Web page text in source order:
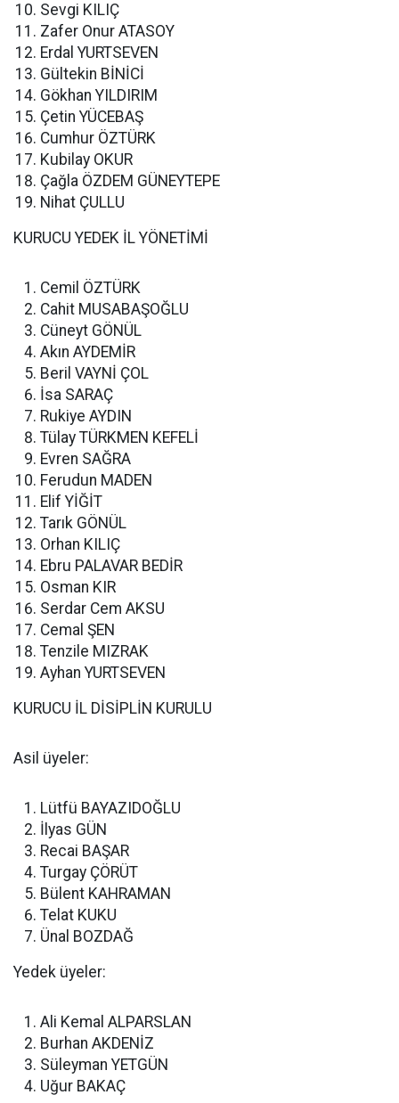
Sevgi KILIÇ
Zafer Onur ATASOY
Erdal YURTSEVEN
Gültekin BİNİCİ
Gökhan YILDIRIM
Çetin YÜCEBAŞ
Cumhur ÖZTÜRK
Kubilay OKUR
Çağla ÖZDEM GÜNEYTEPE
Nihat ÇULLU
KURUCU YEDEK İL YÖNETİMİ
Cemil ÖZTÜRK
Cahit MUSABAŞOĞLU
Cüneyt GÖNÜL
Akın AYDEMİR
Beril VAYNİ ÇOL
İsa SARAÇ
Rukiye AYDIN
Tülay TÜRKMEN KEFELİ
Evren SAĞRA
Ferudun MADEN
Elif YİĞİT
Tarık GÖNÜL
Orhan KILIÇ
Ebru PALAVAR BEDİR
Osman KIR
Serdar Cem AKSU
Cemal ŞEN
Tenzile MIZRAK
Ayhan YURTSEVEN
KURUCU İL DİSİPLİN KURULU
Asil üyeler:
Lütfü BAYAZIDOĞLU
İlyas GÜN
Recai BAŞAR
Turgay ÇÖRÜT
Bülent KAHRAMAN
Telat KUKU
Ünal BOZDAĞ
Yedek üyeler:
Ali Kemal ALPARSLAN
Burhan AKDENİZ
Süleyman YETGÜN
Uğur BAKAÇ